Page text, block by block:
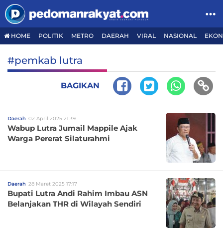
HOME POLITIK METRO DAERAH VIRAL NASIONAL
#pemkab lutra
BAGIKAN
Daerah 02 April 2025 21:39
Wabup Lutra Jumail Mappile Ajak
Warga Pererat Silaturahmi
Daerah 28 Maret 2025 17:17
Bupati Lutra Andi Rahim Imbau ASN
Belanjakan THR di Wilayah Sendiri